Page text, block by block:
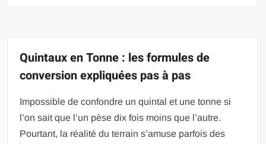
Quintaux en Tonne : les formules de
conversion expliquées pas à pas
Impossible de confondre un quintal et une tonne si
l’on sait que l’un pèse dix fois moins que l’autre.
Pourtant, la réalité du terrain s’amuse parfois des